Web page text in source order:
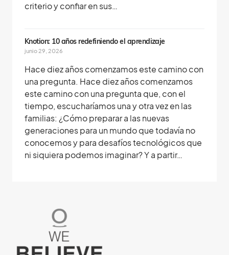
criterio y confiar en sus…
Knotion: 10 años redefiniendo el aprendizaje
junio 29, 2026
Hace diez años comenzamos este camino con
una pregunta. Hace diez años comenzamos
este camino con una pregunta que, con el
tiempo, escucharíamos una y otra vez en las
familias: ¿Cómo preparar a las nuevas
generaciones para un mundo que todavía no
conocemos y para desafíos tecnológicos que
ni siquiera podemos imaginar? Y a partir…